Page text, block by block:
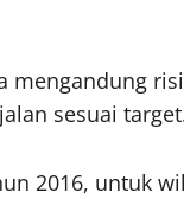
mengandung
sesuai
2016, untuk